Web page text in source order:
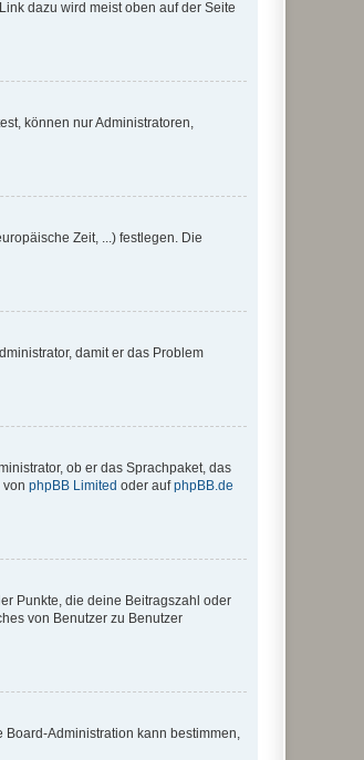
dazu wird meist oben auf der Seite
können nur Administratoren,
Zeit, ...) festlegen. Die
damit er das Problem
ob er das Sprachpaket, das
von phpBB Limited oder aufphpBB.de
Punkte, die deine Beitragszahl oder
von Benutzer zu Benutzer
Administration kann bestimmen,